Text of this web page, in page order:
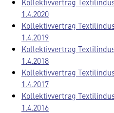
1.4.2020
Kollektivvertrag
1.4.2019
Kollektivvertrag
1.4.2018
Kollektivvertrag
1.4.2017
Kollektivvertrag
1.4.2016